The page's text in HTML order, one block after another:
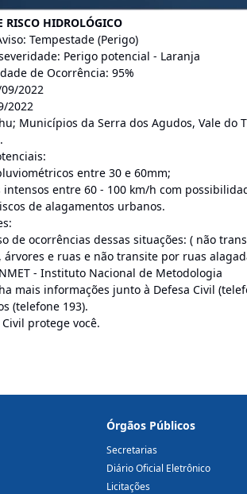
RISCO HIDROLÓGICO
Tempestade (Perigo)
Perigo potencial - Laranja
de Ocorrência: 95%
2022
2022
Municípios da Serra dos Agudos, Vale do
entre 30 e 60mm;
intensos entre 60 - 100 km/h com
de alagamentos urbanos.
de ocorrências dessas situações: ( não
árvores e ruas e não transite por ruas
- Instituto Nacional de Metodologia
mais informações junto à Defesa Civil
(telefone 193).
protege você.
Órgãos Públicos
Secretarias
Diário Oficial Eletrônico
Licitações